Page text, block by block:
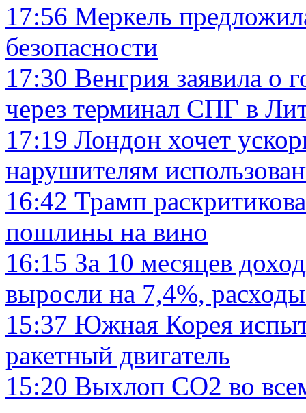
17:56 Меркель
безопасности
17:30 Венгрия заявила о
через терминал СПГ в
17:19 Лондон хочет
нарушителям
16:42 Трамп
пошлины на вино
16:15 За 10 месяцев
выросли на 7,4%,
15:37 Южная Корея
ракетный двигатель
15:20 Выхлоп CO2 во